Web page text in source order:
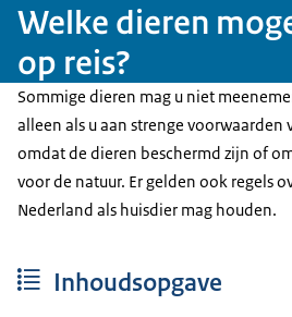
Welke dieren
op reis?
Sommige dieren mag u niet
alleen als u aan strenge
omdat de dieren beschermd zijn of
voor de natuur. Er gelden ook regels
Nederland als huisdier mag houden.
Inhoudsopgave